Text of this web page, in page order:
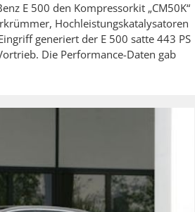
E 500 den Kompressorkit „CM50K“
Hochleistungskatalysatoren
generiert der E 500 satte 443 PS
Die Performance-Daten gab